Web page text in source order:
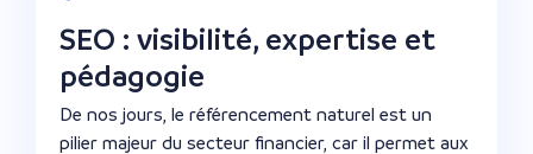
SEO : visibilité, expertise et
pédagogie
De nos jours, le référencement naturel est un
pilier majeur du secteur financier, car il permet aux